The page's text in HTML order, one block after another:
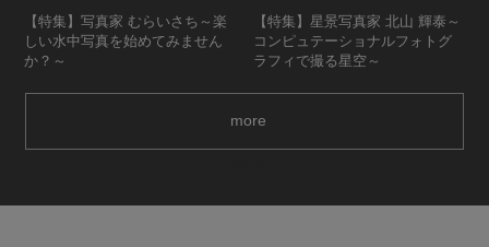
【特集】写真家 むらいさち～楽
しい水中写真を始めてみません
か？～
【特集】星景写真家 北山 輝泰～
コンピュテーショナルフォトグ
ラフィで撮る星空～
more